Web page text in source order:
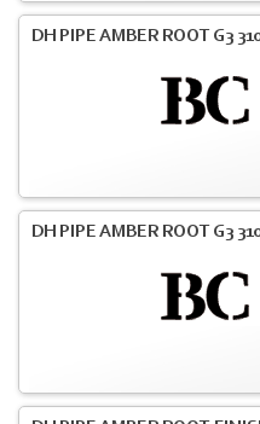
DH PIPE AMBER ROOT G3
DH PIPE AMBER ROOT G3